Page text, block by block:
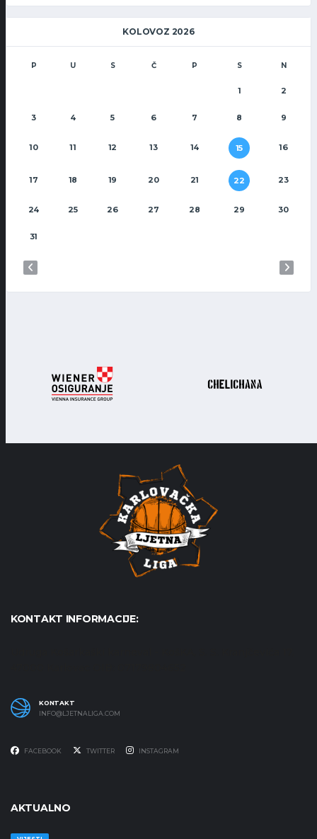
KOLOVOZ 2026
P U S Č P S N
1 2
3 4 5 6 7 8 9
10 11 12 13 14 15 16
17 18 19 20 21 22 23
24 25 26 27 28 29 30
31
KONTAKT INFORMACIJE:
KONTAKT
INFO@LJETNALIGA.COM
FACEBOOK TWITTER INSTAGRAM
AKTUALNO